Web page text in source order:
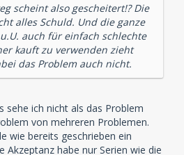
scheint also gescheitert!? Die
alles Schuld. Und die ganze
auch für einfach schlechte
kauft zu verwenden zieht
das Problem auch nicht.
sehe ich nicht als das Problem
von mehreren Problemen.
wie bereits geschrieben ein
Akzeptanz habe nur Serien wie die